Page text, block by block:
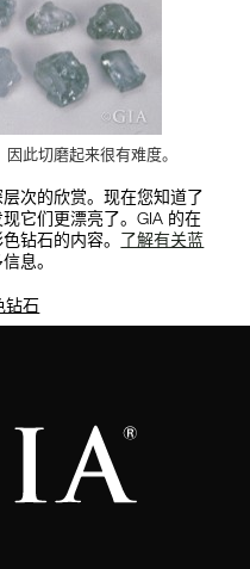
此切磨起来很有难度。
次的欣赏。现在您知道了
它们更漂亮了。GIA 的在
钻石的内容。 了解有关蓝
息。
钻石